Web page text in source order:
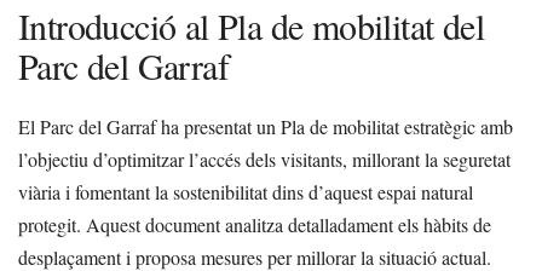
Introducció al Pla de mobilitat del
Parc del Garraf
El Parc del Garraf ha presentat un Pla de mobilitat estratègic amb
l’objectiu d’optimitzar l’accés dels visitants, millorant la seguretat
viària i fomentant la sostenibilitat dins d’aquest espai natural
protegit. Aquest document analitza detalladament els hàbits de
desplaçament i proposa mesures per millorar la situació actual.